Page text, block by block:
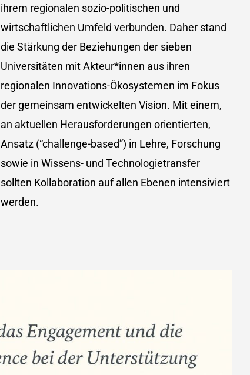
ihrem regionalen sozio-politischen und
wirtschaftlichen Umfeld verbunden. Daher stand
die Stärkung der Beziehungen der sieben
Universitäten mit Akteur*innen aus ihren
regionalen Innovations-Ökosystemen im Fokus
der gemeinsam entwickelten Vision. Mit einem,
an aktuellen Herausforderungen orientierten,
Ansatz (“challenge-based”) in Lehre, Forschung
sowie in Wissens- und Technologietransfer
sollten Kollaboration auf allen Ebenen intensiviert
werden.